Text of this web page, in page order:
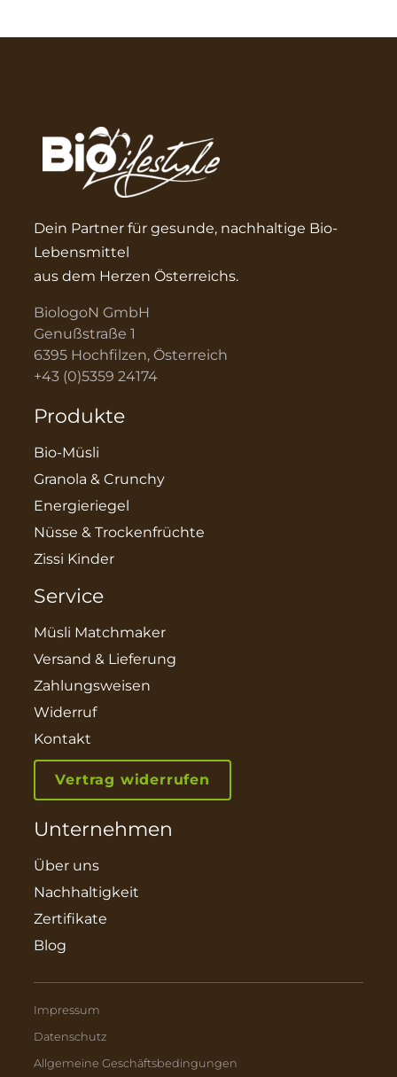
Dein Partner für gesunde, nachhaltige Bio-
Lebensmittel
aus dem Herzen Österreichs.
BiologoN GmbH
Genußstraße 1
6395 Hochfilzen, Österreich
+43 (0)5359 24174
Produkte
Bio-Müsli
Granola & Crunchy
Energieriegel
Nüsse & Trockenfrüchte
Zissi Kinder
Service
Müsli Matchmaker
Versand & Lieferung
Zahlungsweisen
Widerruf
Kontakt
Vertrag widerrufen
Unternehmen
Über uns
Nachhaltigkeit
Zertifikate
Blog
Impressum
Datenschutz
Allgemeine Geschäftsbedingungen